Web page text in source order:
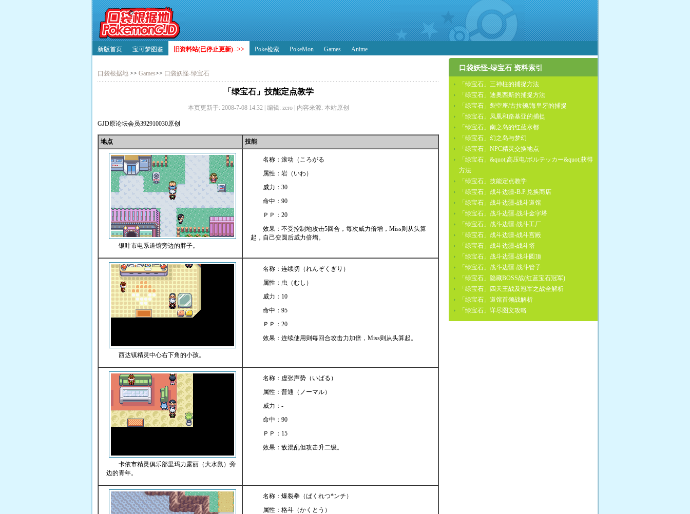
新版首页 宝可梦图鉴 旧资料站(已停止更新)-->> Poke检索 PokeMon Games Anime
口袋根据地 >> Games>> 口袋妖怪-绿宝石
「绿宝石」技能定点教学
本页更新于: 2008-7-08 14:32 | 编辑: zero | 内容来源: 本站原创
GJD原论坛会员392910030原创
地点 技能
银叶市电系道馆旁边的胖子。
名称：滚动（ころがる
属性：岩（いわ）
威力：30
命中：90
ＰＰ：20
效果：不受控制地攻击5回合，每次威力倍增，Miss则从头算
起，自己变圆后威力倍增。
西达镇精灵中心右下角的小孩。
名称：连续切（れんぞくぎり）
属性：虫（むし）
威力：10
命中：95
ＰＰ：20
效果：连续使用则每回合攻击力加倍，Miss则从头算起。
卡依市精灵俱乐部里玛力露丽（大水鼠）旁
边的青年。
名称：虚张声势（いばる）
属性：普通（ノーマル）
威力：-
命中：90
ＰＰ：15
效果：敌混乱但攻击升二级。
名称：爆裂拳（ばくれつ*ンチ）
属性：格斗（かくとう）
口袋妖怪-绿宝石 资料索引
「绿宝石」三神柱的捕捉方法
「绿宝石」迪奥西斯的捕捉方法
「绿宝石」裂空座/古拉顿/海皇牙的捕捉
「绿宝石」凤凰和路基亚的捕捉
「绿宝石」南之岛的红蓝水都
「绿宝石」幻之岛与梦幻
「绿宝石」NPC精灵交换地点
「绿宝石」&quot;高压电/ボルテッカー&quot;获得
方法
「绿宝石」技能定点教学
「绿宝石」战斗边疆-B.P.兑换商店
「绿宝石」战斗边疆-战斗道馆
「绿宝石」战斗边疆-战斗金字塔
「绿宝石」战斗边疆-战斗工厂
「绿宝石」战斗边疆-战斗宫殿
「绿宝石」战斗边疆-战斗塔
「绿宝石」战斗边疆-战斗圆顶
「绿宝石」战斗边疆-战斗管子
「绿宝石」隐藏BOSS战(红蓝宝石冠军)
「绿宝石」四天王战及冠军之战全解析
「绿宝石」道馆首领战解析
「绿宝石」详尽图文攻略